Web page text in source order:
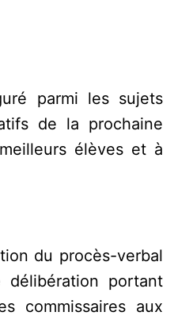
parmi les sujets
de la prochaine
élèves et à
du procès-verbal
portant
commissaires aux